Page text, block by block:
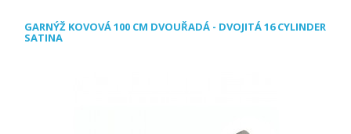
GARNÝŽ KOVOVÁ 100 CM DVOUŘADÁ - DVOJITÁ 16 CYLINDER
SATINA